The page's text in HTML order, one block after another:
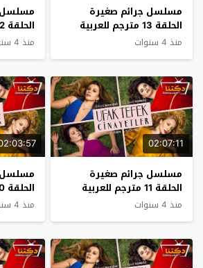
مسلسل جرائم صغيرة
الحلقة 13 مترجم للعربية
منذ 4 سنوات
مسلسل
الحلقة 12 مترجم للعربية
منذ 4 سنوات
02:07:11
مسلسل جرائم صغيرة
الحلقة 11 مترجم للعربية
منذ 4 سنوات
مسلسل
الحلقة 10 مترجم للعربية
منذ 4 سنوات